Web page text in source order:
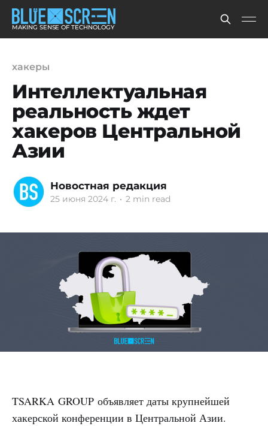
MAKING SENSE OF TECHNOLOGY
хакеры
Интеллектуальная
реальность ждет
хакеров Центральной
Азии
Новостная редакция
25 июня 2024 г. • 2 min read
TSARKA GROUP объявляет даты крупнейшей
хакерской конференции в Центральной Азии.